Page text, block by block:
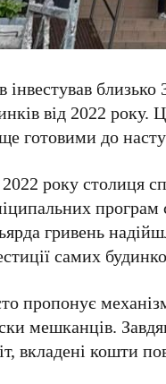
інвестував близько
від2022 року.
готовими до
2022 рокустолиця
гривень
самих
пропонує
мешканців.
вкладені кошти